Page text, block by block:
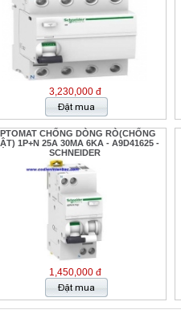
3,230,000 đ
CHỐNG DÒNG RÒ(CHỐNG
1P+N 25A 30MA 6KA - A9D41625 -
SCHNEIDER
1,450,000 đ